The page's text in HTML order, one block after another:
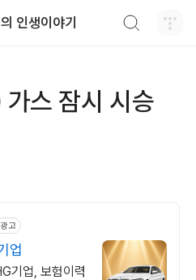
인생이야기
스 잠시 시승
광고
업
기업, 보험이력